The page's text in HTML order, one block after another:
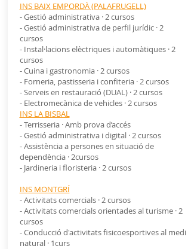
INS BAIX EMPORDÀ (PALAFRUGELL)
- Gestió administrativa · 2 cursos
- Gestió administrativa de perfil jurídic · 2
cursos
- Instal·lacions elèctriques i automàtiques · 2
cursos
- Cuina i gastronomia · 2 cursos
- Forneria, pastisseria i confiteria · 2 cursos
- Serveis en restauració (DUAL) · 2 cursos
- Electromecànica de vehicles · 2 cursos
INS LA BISBAL
- Terrisseria · Amb prova d’accés
- Gestió administrativa i digital · 2 cursos
- Assistència a persones en situació de
dependència · 2cursos
- Jardineria i floristeria · 2 cursos
INS MONTGRÍ
- Activitats comercials · 2 cursos
- Activitats comercials orientades al turisme · 2
cursos
- Conducció d'activitats fisicoesportives al medi
natural · 1curs